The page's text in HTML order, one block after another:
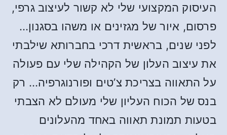
העיסוק המקצועי שלי לא קשור לעיצוב גרפי,
פרסום, איור של מגזינים או משהו בסגנון…
לפני שנים, בראשית דרכי בחברותא שילבתי
את עיצוב העלון של הקהילה שלי עם פעולה
על התאווה בצריכת צ’טים ופורנוגרפיה… רק
בנס של הכוח העליון שלי מעולם לא הצבתי
בטעות תמונת תאווה באחד מהעלונים